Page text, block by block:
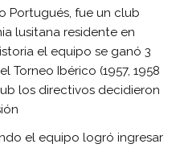
Portugués, fue un club
lusitana residente en
el equipo se ganó 3
Ibérico (1957, 1958
los directivos decidieron
el equipo logró ingresar